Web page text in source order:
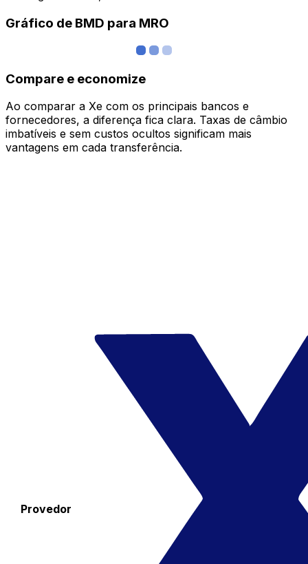
Gráfico de BMD para MRO
Compare e economize
Ao comparar a Xe com os principais bancos e
fornecedores, a diferença fica clara. Taxas de câmbio
imbatíveis e sem custos ocultos significam mais
vantagens em cada transferência.
Provedor